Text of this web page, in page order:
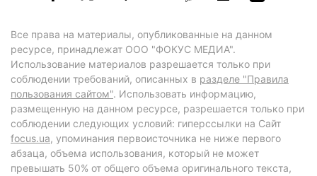
Все права на материалы, опубликованные на данном
ресурсе, принадлежат ООО "ФОКУС МЕДИА".
Использование материалов разрешается только при
соблюдении требований, описанных в разделе "Правила
пользования сайтом". Использовать информацию,
размещенную на данном ресурсе, разрешается только при
соблюдении следующих условий: гиперссылки на Сайт
focus.ua, упоминания первоисточника не ниже первого
абзаца, объема использования, который не может
превышать 50% от общего объема оригинального текста,